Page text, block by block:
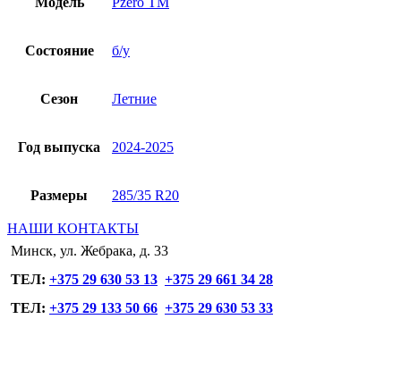
Состояние б/у
Сезон Летние
Год выпуска 2024-2025
Размеры 285/35 R20
НАШИ КОНТАКТЫ
Минск, ул. Жебрака, д. 33
ТЕЛ: +375 29 630 53 13 +375 29 661 34 28
ТЕЛ: +375 29 133 50 66 +375 29 630 53 33